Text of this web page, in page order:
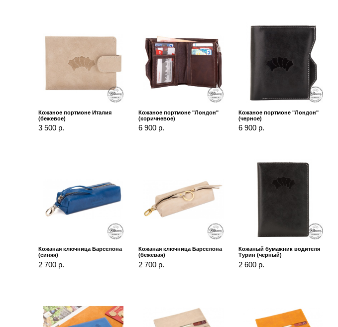
Кожаное портмоне Италия
(бежевое)
3 500 р.
Кожаное портмоне "Лондон"
(коричневое)
6 900 р.
Кожаное портмоне "Лондон"
(черное)
6 900 р.
Кожаная ключница Барселона
(синяя)
2 700 р.
Кожаная ключница Барселона
(бежевая)
2 700 р.
Кожаный бумажник водителя
Турин (черный)
2 600 р.